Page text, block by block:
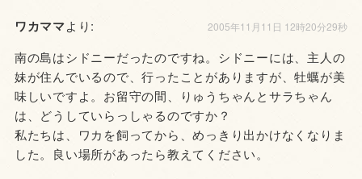
ワカママより: 2005年11月11日 12時20分29秒
南の島はシドニーだったのですね。シドニーには、主人の
妹が住んでいるので、行ったことがありますが、牡蠣が美
味しいですよ。お留守の間、りゅうちゃんとサラちゃん
は、どうしていらっしゃるのですか？
私たちは、ワカを飼ってから、めっきり出かけなくなりま
した。良い場所があったら教えてください。